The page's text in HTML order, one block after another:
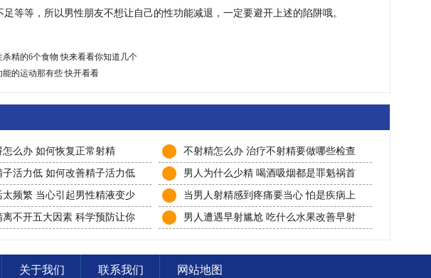
足等等，所以男性朋友不想让自己的性功能减退，一定要避开上述的陷阱哦。
杀精的6个食物 快来看看你知道几个
能的运动那有些 快开看看
怎么办 如何恢复正常射精 不射精怎么办 治疗不射精要做哪些检查
子活力低 如何改善精子活力低 男人为什么少精 喝酒吸烟都是罪魁祸首
太频繁 当心引起男性精液变少
当男人射精感到疼痛要当心 怕是疾病上
身了
离不开五大因素 科学预防让你
男人遭遇早射尴尬 吃什么水果改善早射
关于我们 联系我们 网站地图